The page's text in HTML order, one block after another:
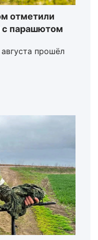
отметили
парашютом
прошёл